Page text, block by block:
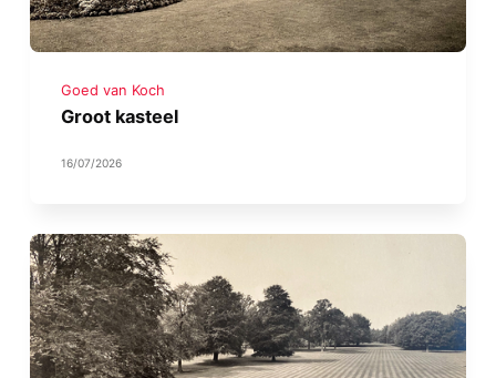
Goed van Koch
Groot kasteel
16/07/2026